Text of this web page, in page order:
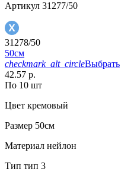
Артикул 31277/50
31278/50
50см
checkmark_alt_circleВыбрать
42.57 р.
По 10 шт
Цвет кремовый
Размер 50см
Материал нейлон
Тип тип 3